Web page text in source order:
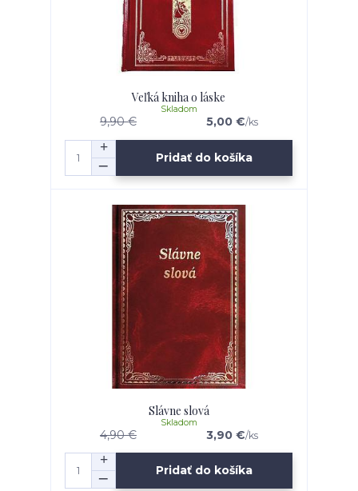
Veľká kniha o láske
9,90 € 5,00 €/ks
Skladom
Pridať do košíka
Slávne slová
4,90 € 3,90 €/ks
Skladom
Pridať do košíka